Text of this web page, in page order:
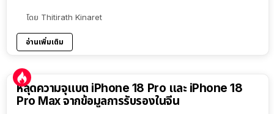
โดย Thitirath Kinaret
อ่านเพิ่มเติม
หลุดความจุแบต iPhone 18 Pro และ iPhone 18
Pro Max จากข้อมูลการรับรองในจีน